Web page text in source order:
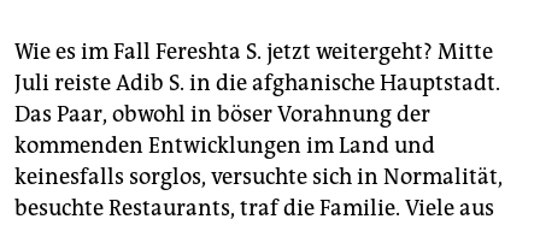
Wie es im Fall Fereshta S. jetzt weitergeht? Mitte
Juli reiste Adib S. in die afghanische Hauptstadt.
Das Paar, obwohl in böser Vorahnung der
kommenden Entwicklungen im Land und
keinesfalls sorglos, versuchte sich in Normalität,
besuchte Restaurants, traf die Familie. Viele aus